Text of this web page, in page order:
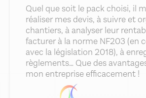
Quel que soit le pack choisi, il
réaliser mes devis, à suivre et
chantiers, à analyser leur
facturer à la norme NF203 (en
avec la législation 2018), à
règlements… Que des
mon entreprise efficacement !